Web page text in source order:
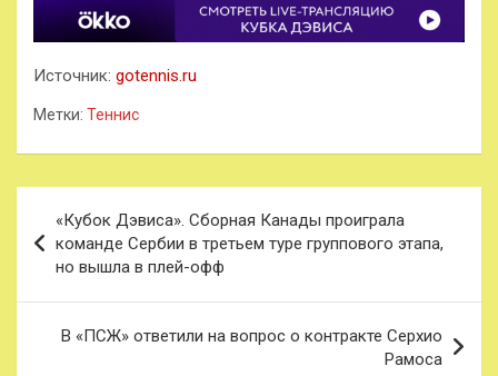
Источник: gotennis.ru
Метки: Теннис
по
записям
«Кубок Дэвиса». Сборная Канады проиграла
команде Сербии в третьем туре группового этапа,
но вышла в плей-офф
В «ПСЖ» ответили на вопрос о контракте Серхио
Рамоса